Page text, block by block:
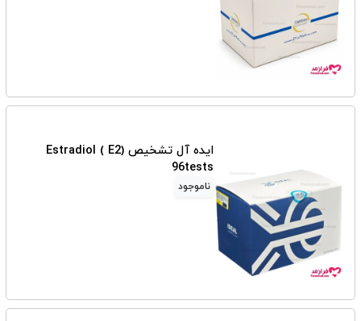
ایده آل تشخیص Estradiol ( E2)
96tests
ناموجود